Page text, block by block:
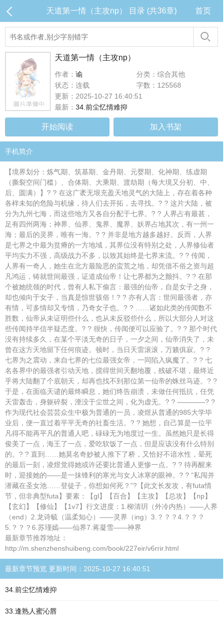
天道第一情（主攻np） 目录 (共36章) 首页
天道第一情（主攻np）
作者： 谕
分类：综合其他
状态：连载
字数：125568
更新：2025-10-27 16:40:51
最新： 34.前尘忆情难抑
开始阅读 加入书架
手机简介
【境界划分：炼气期、筑基期、金丹期、元婴期、化神期、练虚期
（撕裂空间门槛）、合体期、大乘期、渡劫期（每大境又分初、中、
后、圆满）】? ? 在这广袤无垠充盈天地灵气的大陆上，存在着各种
各样未知的危险与机缘，待人们去开拓，去寻找。? ? 这片大陆，被
分为九州七海，而这些地方又各自分配于七界。? ? 人界占有最甚，
足有四州两海；神界、仙界、鬼界、魔界、妖界占地其次，有一州一
海；最后的灵界，唯有一海。? ? 并非是地方越多越好。反而，人界
是七界之中最为贫瘠的一方地域，其界位没有特别之处，人界修仙者
平均实力不强，高级战力不多，以致其始终是七界末流。? ? 传闻，
人界有一奇人，她生在北方最险恶的蛮荒之地，却凭借不俗之资与超
凡鸿运，铸就世间最强，证道成仙帝！让七界都为之颤抖。? ? 在那
个被她统领的时代，曾有人私下偷言：最强的仙帝，自是女子之身，
却也倾向于女子，当真是惊世骇俗！? ? 亦有人言：世间最强者，亦
有情，可多情却又专情，乃奇女子也。? ? ……诸如此类的传闻数不
胜数，仙帝从未证明些什么，也从未反驳些什么，所以大部分人对这
些传闻持半信半疑态度。? ? 很快，传闻便可以应验了。? ? 那个时代
没有持续多久，在某个平淡无奇的日子，一夕之间，仙帝消失了，未
曾在这方天地留下任何痕迹。顿时，当日天雷滚滚，万籁俱寂。? ?
七界为之震动，来自七界的七位最强女帝，一同陷入疯魔了。? ? 七
名各界中的最强者引动天地，搅得世间天翻地覆，残破不堪，最终近
乎将大陆翻了个底朝天，却再也找不到那位第一仙帝的蛛丝马迹。? ?
于是，在面临天谴的最终瞬息，她们终告崩溃，未做任何抵抗，任凭
天雷轰击，身躯碎裂，湮没于尘世之间，化为虚无。? ? ————? ?
作为现代社会芸芸众生中极为普通的一员，凌煜从普通的985大学毕
业后，便一直过着平平无奇的社畜生活。? ? 她想，自己算是一位平
凡得不能再平凡的普通人吧，碌碌无为地度过一生。虽然她只是长得
俊美了一点，海王了一点，爱吃软饭了一点，但是应该没有什么特别
的。? ? 直到……她莫名奇妙被人推下了桥，又恰好不谙水性，晕死
的最后一刻，凌煜觉得她或许还要比普通人更惨一点。? ? 待再醒来
时，迎接她的——是一抹锋利的寒光与女人冰寒的眼神。? ? “私闯并
潜藏在圣女池……登徒子，你想如何死？”?【此文长发攻，有futa情
节，但非典型futa】要素：【gl】【百合】【主攻】【总攻】【np】
【玄幻】【修仙】【1v7】行文进度：1.柳清玥（外冷内热）——人界
（end）2.龙诗毓（温柔知心）——灵界（ing）3.？？？4.？？？
5.？？？6.苏瑾嫣——仙界7.蒋凝雪——神界
最新章节推荐地址：
http://m.shenzhenshuibeng.com/book/227eir/v6rrir.html
最新章节预览 更新时间：2025-10-27 16:40:51
34.前尘忆情难抑
33.逢熟人蜜沁唇